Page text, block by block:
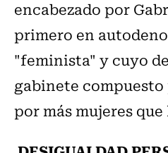
encabezado por
primero en
"feminista" y cuyo
gabinete
por más mujeres